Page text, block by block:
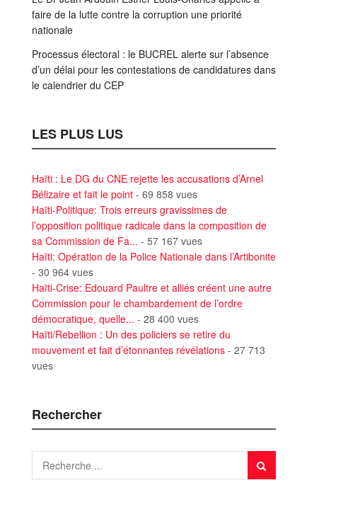
faire de la lutte contre la corruption une priorité
nationale
Processus électoral : le BUCREL alerte sur l’absence
d’un délai pour les contestations de candidatures dans
le calendrier du CEP
LES PLUS LUS
Haïti : Le DG du CNE rejette les accusations d’Arnel
Bélizaire et fait le point - 69 858 vues
Haïti-Politique: Trois erreurs gravissimes de
l’opposition politique radicale dans la composition de
sa Commission de Fa... - 57 167 vues
Haïti: Opération de la Police Nationale dans l’Artibonite
- 30 964 vues
Haïti-Crise: Edouard Paultre et alliés créent une autre
Commission pour le chambardement de l’ordre
démocratique, quelle... - 28 400 vues
Haïti/Rebellion : Un des policiers se retire du
mouvement et fait d’étonnantes révélations - 27 713
vues
Rechercher